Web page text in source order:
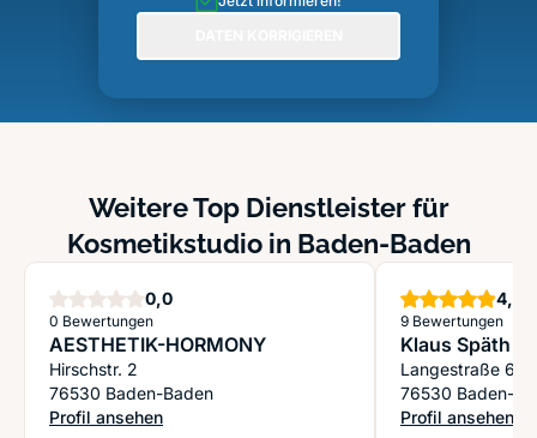
Weitere Top Dienstleister für
Kosmetikstudio in Baden-Baden
0,0Sterne
0 Bewertungen
AESTHETIK-HORMONY
Hirschstr. 2
76530 Baden-Baden
Profil ansehen
: AESTHETIK-HORMONY
4,9
9 Bewertungen
Klaus Späth
Langestraße 66
76530 Baden-
Profil ansehen
: Klaus Späth